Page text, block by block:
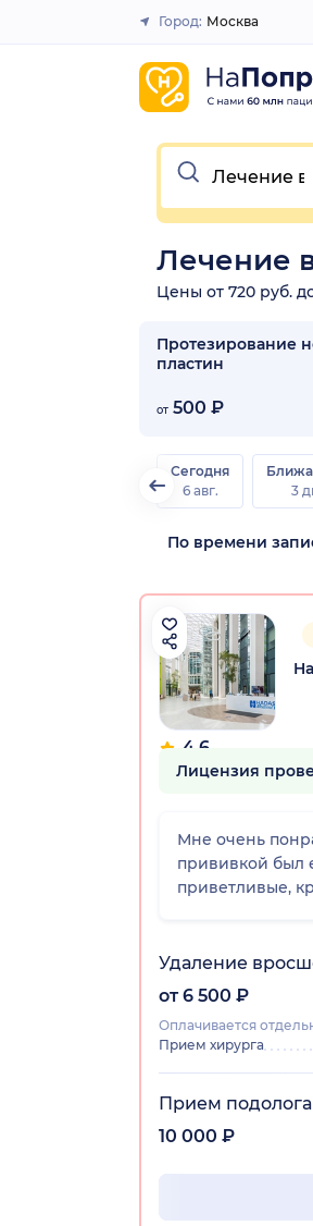
Закрыть
Город: Москва
Очистить
Лечение
Цены от 720 руб.
Протезирование
пластин
от 500 ₽
Сегодня
6 авг.
3
4.6
176 отзывов
Лицензия
Мне очень
прививкой был
приветливые,
Удаление
от 6 500 ₽
Оплачивается
Прием хирурга
Прием подолога
10 000 ₽